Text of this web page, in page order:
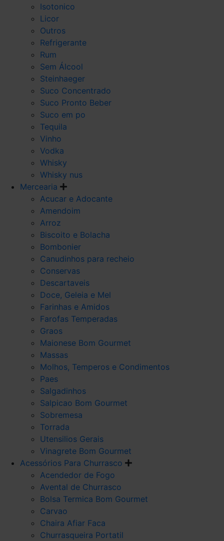
Isotonico
Licor
Outros
Refrigerante
Rum
Sem Álcool
Steinhaeger
Suco Concentrado
Suco Pronto Beber
Suco em po
Tequila
Vinho
Vodka
Whisky
Whisky nus
Mercearia
Acucar e Adocante
Amendoim
Arroz
Biscoito e Bolacha
Bombonier
Canudinhos para recheio
Conservas
Descartaveis
Doce, Geleia e Mel
Farinhas e Amidos
Farofas Temperadas
Graos
Maionese Bom Gourmet
Massas
Molhos, Temperos e Condimentos
Paes
Salgadinhos
Salpicao Bom Gourmet
Sobremesa
Torrada
Utensilios Gerais
Vinagrete Bom Gourmet
Acessórios Para Churrasco
Acendedor de Fogo
Avental de Churrasco
Bolsa Termica Bom Gourmet
Carvao
Chaira Afiar Faca
Churrasqueira Portatil